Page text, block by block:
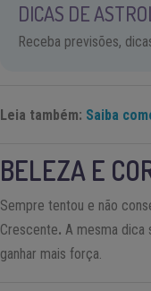
DICAS DE
Receba previsões,
Leia também: Saiba
BELEZA E
Sempre tentou e não
Crescente.A mesma dica
ganhar mais força.